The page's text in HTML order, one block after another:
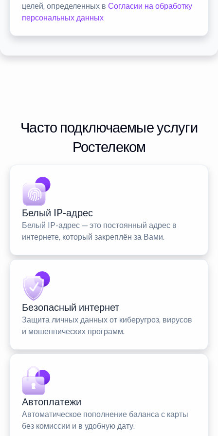
целей, определенных в Согласии на обработку
персональных данных
Часто подключаемые услуги
Ростелеком
Белый IP-адрес
Белый IP-адрес — это постоянный адрес в
интернете, который закреплён за Вами.
Безопасный интернет
Защита личных данных от киберугроз, вирусов
и мошеннических программ.
Автоплатежи
Автоматическое пополнение баланса с карты
без комиссии и в удобную дату.